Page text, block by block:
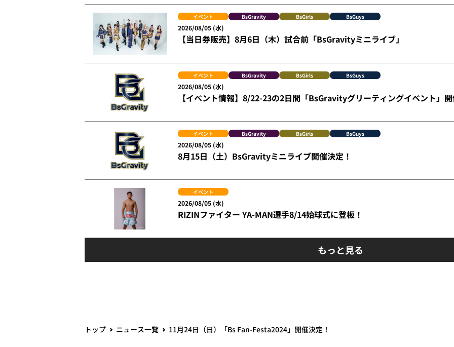
イベント BsGravity BsGirls BsGuys
2026/08/05 (水)
【当日券販売】8月6日（木）試合前「BsGravityミニライブ」
イベント BsGravity BsGirls BsGuys
2026/08/05 (水)
【イベント情報】8/22-23の2日間「BsGravityグリーティングイベント」
イベント BsGravity BsGirls BsGuys
2026/08/05 (水)
8月15日（土）BsGravityミニライブ開催決定！
イベント
2026/08/05 (水)
RIZINファイター YA-MAN選手8/14始球式に登板！
もっと見る
トップ ニュース一覧 11月24日（日）「Bs Fan-Festa2024」開催決定！